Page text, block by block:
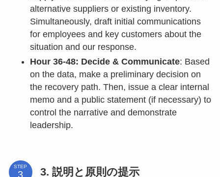
alternative suppliers or existing inventory.
Simultaneously, draft initial communications
for employees and key customers about the
situation and our response.
Hour 36-48: Decide & Communicate: Based
on the data, make a preliminary decision on
the recovery path. Then, issue a clear internal
memo and a public statement (if necessary) to
control the narrative and demonstrate
leadership.
STEP 3. 説明と原則の提示